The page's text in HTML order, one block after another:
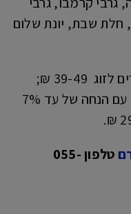
חלת שבת, יונת שלום
מידות גרביים 36-46 ; טווח מחירים לזוג 39-49 ₪;
מארז 3-5 זוגות מארז 8-10 זוגות עם הנחה של עד 7%
טלפון 055-